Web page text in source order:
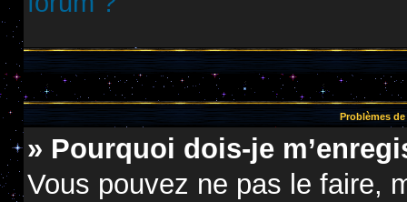
Problèmes
» Pourquoi dois-je
Vous pouvez ne pas le faire,